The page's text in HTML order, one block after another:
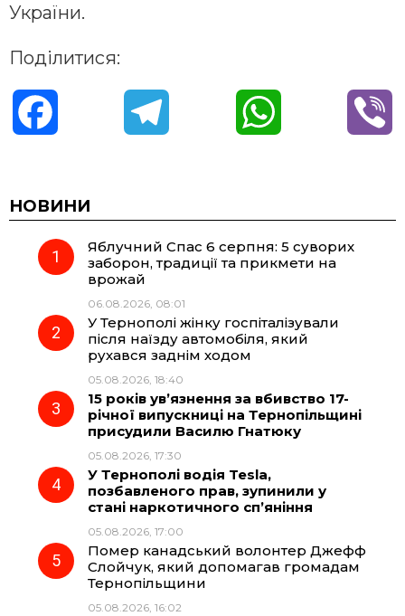
України.
Поділитися:
c
e
o
k
e
r
a
m
t
A
p
НОВИНИ
Яблучний Спас 6 серпня: 5 суворих
заборон, традиції та прикмети на
врожай
06.08.2026, 08:01
У Тернополі жінку госпіталізували
після наїзду автомобіля, який
рухався заднім ходом
05.08.2026, 18:40
15 років ув’язнення за вбивство 17-
річної випускниці на Тернопільщині
присудили Василю Гнатюку
05.08.2026, 17:30
У Тернополі водія Tesla,
позбавленого прав, зупинили у
стані наркотичного сп’яніння
05.08.2026, 17:00
Помер канадський волонтер Джефф
Слойчук, який допомагав громадам
Тернопільщини
05.08.2026, 16:02